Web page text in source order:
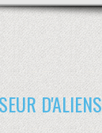
D'ALIENS